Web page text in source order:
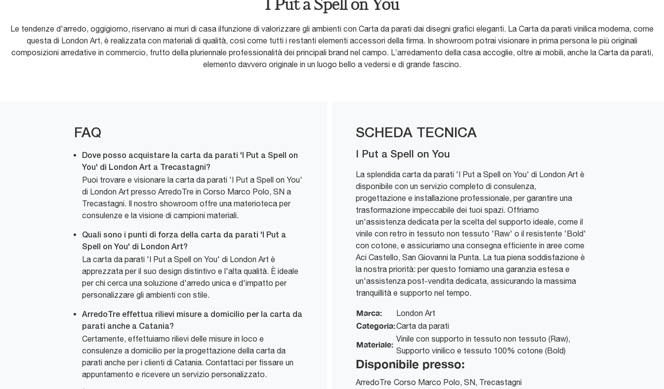
I Put a Spell on You
Le tendenze d'arredo, oggigiorno, riservano ai muri di casa ilfunzione di valorizzare gli ambienti con Carta da parati dai disegni grafici eleganti. La Carta da parati vinilica moderna, come
questa di London Art, è realizzata con materiali di qualità, così come tutti i restanti elementi accessori della firma. In showroom potrai visionare in prima persona le più originali
composizioni arredative in commercio, frutto della pluriennale professionalità dei principali brand nel campo. L’arredamento della casa accoglie, oltre ai mobili, anche la Carta da parati,
elemento davvero originale in un luogo bello a vedersi e di grande fascino.
FAQ
Dove posso acquistare la carta da parati 'I Put a Spell on
You' di London Art a Trecastagni?
Puoi trovare e visionare la carta da parati 'I Put a Spell on You'
di London Art presso ArredoTre in Corso Marco Polo, SN a
Trecastagni. Il nostro showroom offre una materioteca per
consulenze e la visione di campioni materiali.
Quali sono i punti di forza della carta da parati 'I Put a
Spell on You' di London Art?
La carta da parati 'I Put a Spell on You' di London Art è
apprezzata per il suo design distintivo e l'alta qualità. È ideale
per chi cerca una soluzione d'arredo unica e d'impatto per
personalizzare gli ambienti con stile.
ArredoTre effettua rilievi misure a domicilio per la carta da
parati anche a Catania?
Certamente, effettuiamo rilievi delle misure in loco e
consulenze a domicilio per la progettazione della carta da
parati anche per i clienti di Catania. Contattaci per fissare un
appuntamento e ricevere un servizio personalizzato.
SCHEDA TECNICA
I Put a Spell on You
La splendida carta da parati 'I Put a Spell on You' di London Art è
disponibile con un servizio completo di consulenza,
progettazione e installazione professionale, per garantire una
trasformazione impeccabile dei tuoi spazi. Offriamo
un'assistenza dedicata per la scelta del supporto ideale, come il
vinile con retro in tessuto non tessuto 'Raw' o il resistente 'Bold'
con cotone, e assicuriamo una consegna efficiente in aree come
Aci Castello, San Giovanni la Punta. La tua piena soddisfazione è
la nostra priorità: per questo forniamo una garanzia estesa e
un'assistenza post-vendita dedicata, assicurando la massima
tranquillità e supporto nel tempo.
Marca: London Art
Categoria:Carta da parati
Materiale:
Vinile con supporto in tessuto non tessuto (Raw),
Supporto vinilico e tessuto 100% cotone (Bold)
Disponibile presso:
ArredoTre Corso Marco Polo, SN, Trecastagni